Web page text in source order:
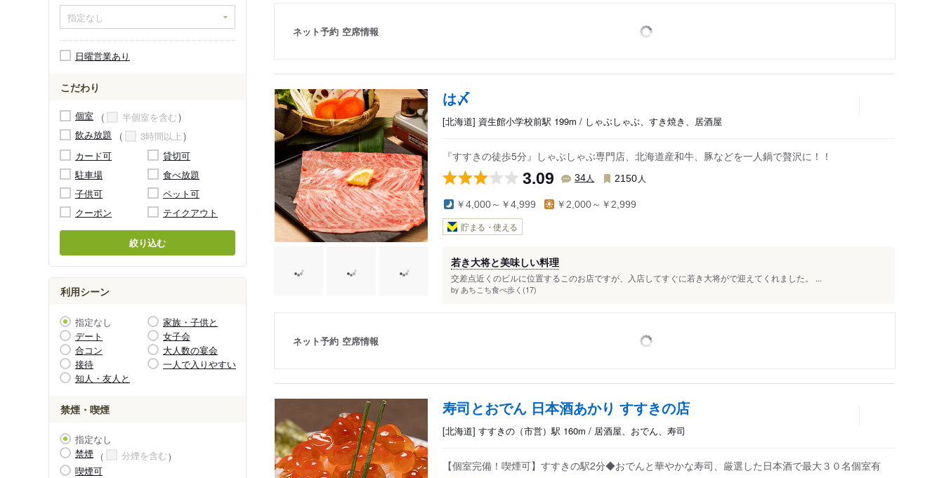
日曜営業あり
こだわり
個室
半個室を含む
飲み放題
3時間以上
カード可
貸切可
駐車場
食べ放題
子供可
ペット可
クーポン
テイクアウト
絞り込む
利用シーン
指定なし
家族・子供と
デート
女子会
合コン
大人数の宴会
接待
一人で入りやすい
知人・友人と
禁煙・喫煙
指定なし
禁煙
分煙を含む
喫煙可
ネット予約 空席情報
は〆
[北海道] 資生館小学校前駅 199m / しゃぶしゃぶ、すき焼き、居酒屋
『すすきの徒歩5分』しゃぶしゃぶ専門店、北海道産和牛、豚などを一人鍋で贅沢に！！
3.09 34人 2150 人
￥4,000～￥4,999 ￥2,000～￥2,999
貯まる・使える
若き大将と美味しい料理
交差点近くのビルに位置するこのお店ですが、入店してすぐに若き大将がで迎えてくれました。 ...
by あちこち食べ歩く(17)
ネット予約 空席情報
寿司とおでん 日本酒あかり すすきの店
[北海道] すすきの（市営）駅 160m / 居酒屋、おでん、寿司
【個室完備！喫煙可】すすきの駅2分◆おでんと華やかな寿司、厳選した日本酒で最大３０名個室有